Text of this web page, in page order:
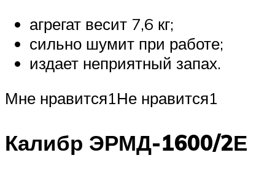
агрегат весит 7,6 кг;
сильно шумит при работе;
издает неприятный запах.
Мне нравится1Не нравится1
Калибр ЭРМД-1600/2Е